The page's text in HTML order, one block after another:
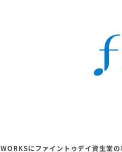
WORKSにファイントゥデイ資生堂の